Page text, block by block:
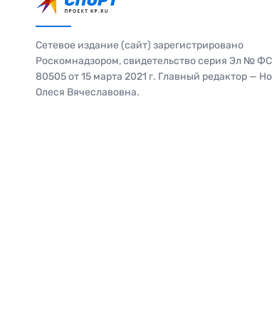
Сетевое издание (сайт) зарегистрировано
Роскомнадзором, свидетельство серия Эл №
80505 от 15 марта 2021 г. Главный редактор —
Олеся Вячеславовна.